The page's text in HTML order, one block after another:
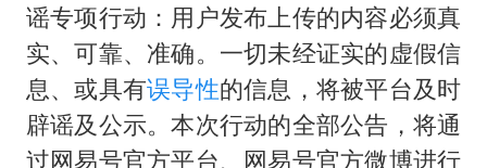
U17国足1分钟轰2球
泰国一女公务员妆容引争议 本人回应
中国养老床位“三连降”
法国下周开始禁止未经同意的电话营销
谣专项行动：用户发布上传的内容必须真
实、可靠、准确。一切未经证实的虚假信
息、或具有误导性的信息，将被平台及时
辟谣及公示。本次行动的全部公告，将通
过网易号官方平台、网易号官方微博进行